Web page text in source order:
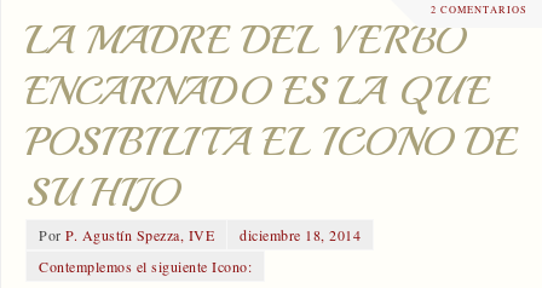
2 COMENTARIOS
LA MADRE DEL VERBO
ENCARNADO ES LA QUE
POSIBILITA EL ICONO DE
SU HIJO
PorP. Agustín Spezza, IVE
diciembre 18, 2014
Contemplemos el siguiente Icono: